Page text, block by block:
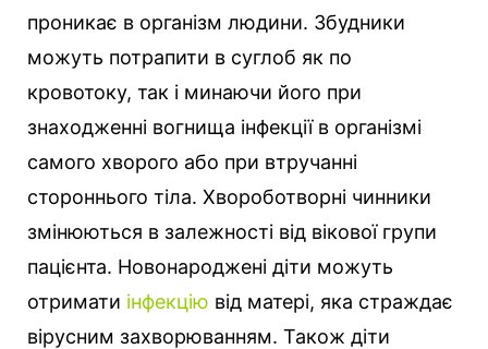
проникає в організм людини. Збудники
можуть потрапити в суглоб як по
кровотоку, так і минаючи його при
знаходженні вогнища інфекції в організмі
самого хворого або при втручанні
стороннього тіла. Хвороботворні чинники
змінюються в залежності від вікової групи
пацієнта. Новонароджені діти можуть
отримати інфекцію від матері, яка страждає
вірусним захворюванням. Також діти